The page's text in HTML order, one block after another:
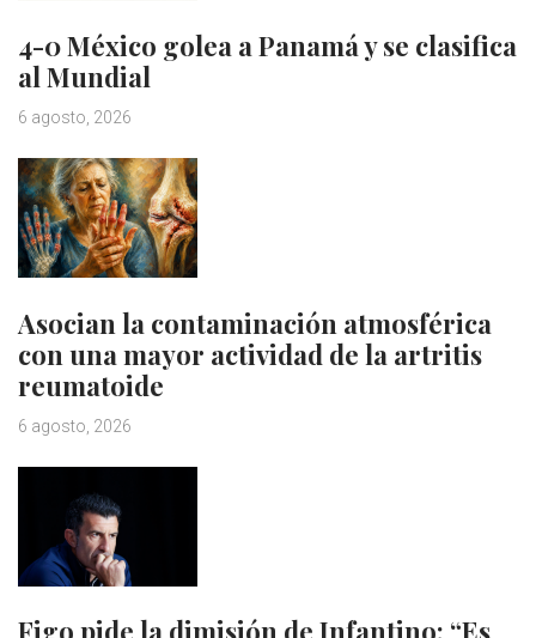
4-0 México golea a Panamá y se clasifica
al Mundial
6 agosto, 2026
Asocian la contaminación atmosférica
con una mayor actividad de la artritis
reumatoide
6 agosto, 2026